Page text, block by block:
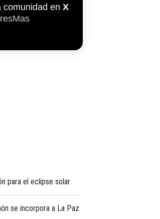
comunidad en X
para el eclipse solar
se incorpora a La Paz